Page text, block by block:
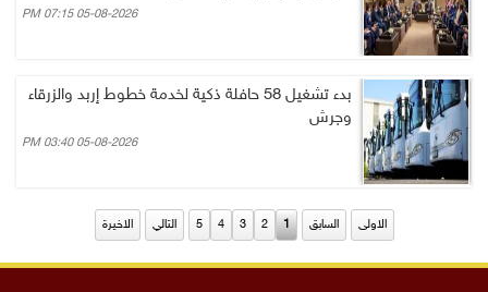
05-08-2026 07:15 PM
بدء تشغيل 58 حافلة ذكية لخدمة خطوط إربد والزرقاء
وجرش
05-08-2026 03:40 PM
الاولى السابق 1
2
3
4
5 التالي الاخيرة